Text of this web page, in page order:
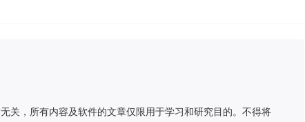
关，所有内容及软件的文章仅限用于学习和研究目的。不得将